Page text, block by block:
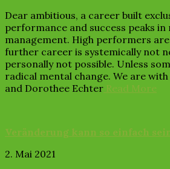
Dear ambitious, a career built
performance and success peaks in
management. High performers
further career is systemically not
personally not possible. Unless
radical mental change. We are
and Dorothee Echter Read More
Veränderung kann so einfach
2. Mai 2021